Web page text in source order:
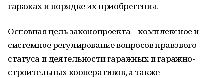
гаражах и порядке их приобретения.
Основная цель законопроекта – комплексное и
системное регулирование вопросов правового
статуса и деятельности гаражных и гаражно-
строительных кооперативов, а также